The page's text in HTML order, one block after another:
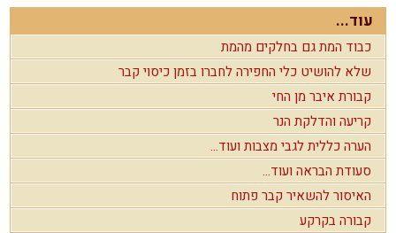
עוד...
כבוד המת גם בחלקים מהמת
שלא להושיט כלי החפירה לחברו בזמן כיסוי קבר
קבורת איבר מן החי
קריעה והדלקת הנר
הערה כללית לגבי מצבות ועוד...
סעודת הבראה ועוד...
האיסור להשאיר קבר פתוח
קבורה בקרקע